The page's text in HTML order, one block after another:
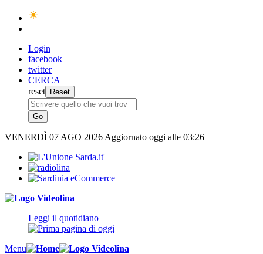
Login
facebook
twitter
CERCA
reset
VENERDÌ 07 AGO 2026 Aggiornato oggi alle 03:26
Leggi il quotidiano
Menu